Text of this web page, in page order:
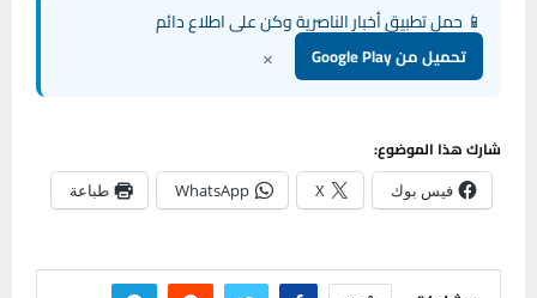
📱 حمل تطبيق أخبار الناصرية وكن على اطلاع دائم
تحميل من Google Play ×
شارك هذا الموضوع:
فيس بوك X
WhatsApp طباعة